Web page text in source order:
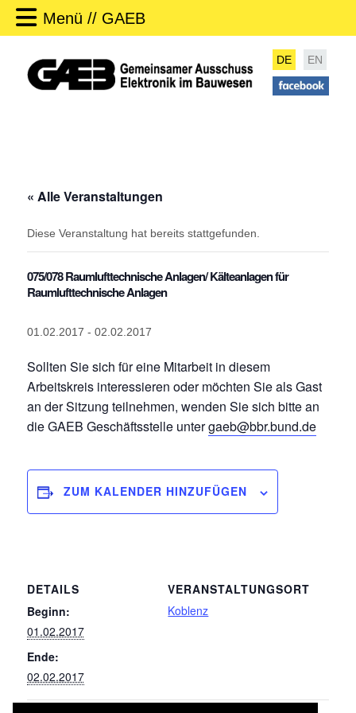
Menü // GAEB
DE EN
« Alle Veranstaltungen
Diese Veranstaltung hat bereits stattgefunden.
075/078 Raumlufttechnische Anlagen/ Kälteanlagen für
Raumlufttechnische Anlagen
01.02.2017 - 02.02.2017
Sollten Sie sich für eine Mitarbeit in diesem
Arbeitskreis interessieren oder möchten Sie als Gast
an der Sitzung teilnehmen, wenden Sie sich bitte an
die GAEB Geschäftsstelle untergaeb@bbr.bund.de
ZUM KALENDER HINZUFÜGEN
DETAILS
Beginn:
01.02.2017
Ende:
02.02.2017
VERANSTALTUNGSORT
Koblenz